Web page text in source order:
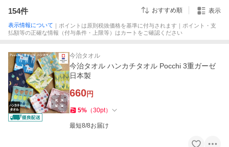
154件 おすすめ順 表示
表示情報について ｜ポイントは原則税抜価格を基準に付与されます｜ポイント・支
払額等の正確な情報（付与条件・上限等）はカートをご確認ください
今治タオル
今治タオル ハンカチタオル Pocchi 3重ガーゼ
日本製
660円
5% （30pt）
最短8/8お届け